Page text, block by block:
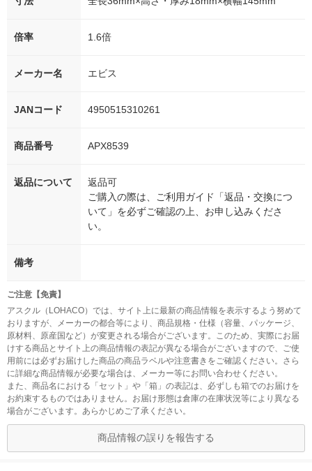
倍率 1.6倍
メーカー名 エビス
JANコード 4950515310261
商品番号 APX8539
返品について
返品可
ご購入の際は、ご利用ガイド「返品・交換につ
いて」を必ずご確認の上、お申し込みくださ
い。
備考
ご注意【免責】
アスクル（LOHACO）では、サイト上に最新の商品情報を表示するよう努めて
おりますが、メーカーの都合等により、商品規格・仕様（容量、パッケージ、
原材料、原産国など）が変更される場合がございます。このため、実際にお届
けする商品とサイト上の商品情報の表記が異なる場合がございますので、ご使
用前には必ずお届けした商品の商品ラベルや注意書きをご確認ください。さら
に詳細な商品情報が必要な場合は、メーカー等にお問い合わせください。
また、商品名における「セット」や「箱」の表記は、必ずしも箱でのお届けを
お約束するものではありません。お届け形態は倉庫の在庫状況等により異なる
場合がございます。あらかじめご了承ください。
商品情報の誤りを報告する